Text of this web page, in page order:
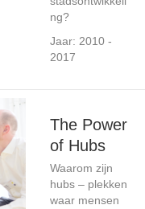
ng?
Jaar: 2010 -
2017
The Power
of Hubs
Waarom zijn
hubs – plekken
waar mensen